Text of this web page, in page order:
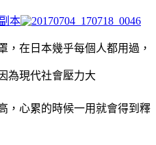
，在日本幾乎每個人都用過，
為現代社會壓力大
，心累的時候一用就會得到釋